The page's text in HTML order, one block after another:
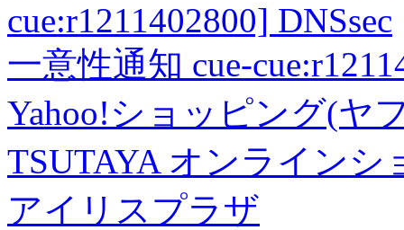
cue:r1211402800] DNSsec
一意性通知 cue-
Yahoo!ショッピング(ヤ
TSUTAYA オンラインシ
アイリスプラザ